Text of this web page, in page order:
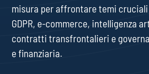
misura per affrontare temi
GDPR, e-commerce, intelligenza
contratti transfrontalieri e
e finanziaria.